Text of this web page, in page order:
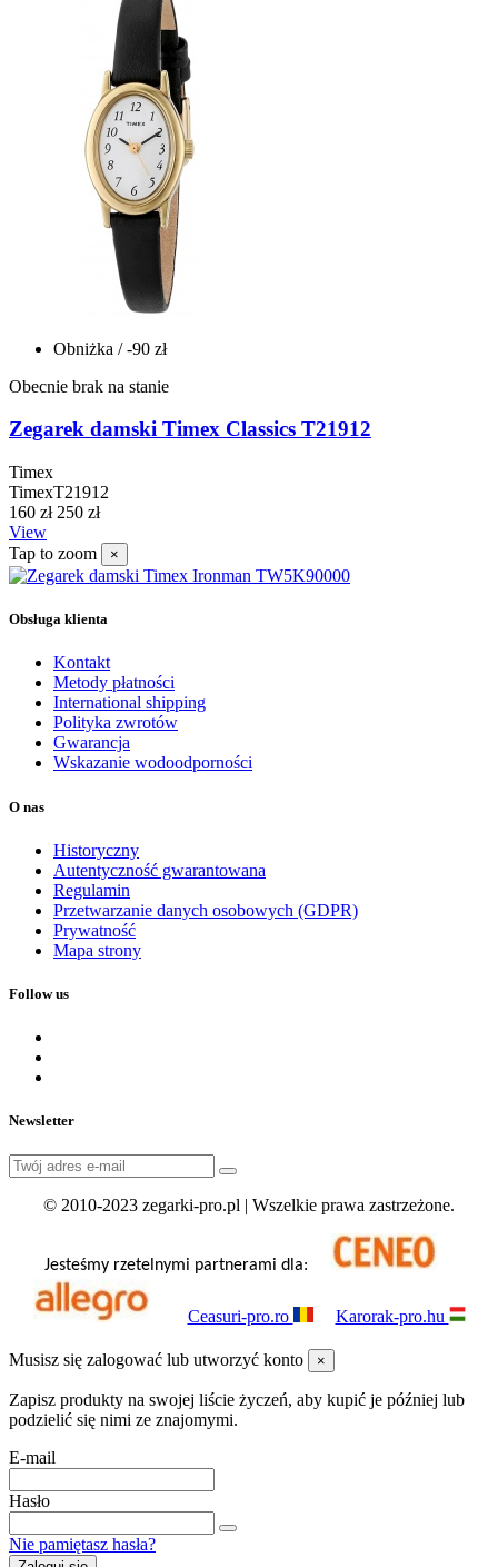
Obniżka / -90 zł
Obecnie brak na stanie
Zegarek damski Timex Classics T21912
Timex
TimexT21912
160 zł 250 zł
View
Tap to zoom
×
Obsługa klienta
Kontakt
Metody płatności
International shipping
Polityka zwrotów
Gwarancja
Wskazanie wodoodporności
O nas
Historyczny
Autentyczność gwarantowana
Regulamin
Przetwarzanie danych osobowych (GDPR)
Prywatność
Mapa strony
Follow us
Newsletter
© 2010-2023 zegarki-pro.pl | Wszelkie prawa zastrzeżone.
Jesteśmy rzetelnymi partnerami dla:
Ceasuri-pro.ro Karorak-pro.hu
Musisz się zalogować lub utworzyć konto ×
Zapisz produkty na swojej liście życzeń, aby kupić je później lub
podzielić się nimi ze znajomymi.
E-mail
Hasło
Nie pamiętasz hasła?